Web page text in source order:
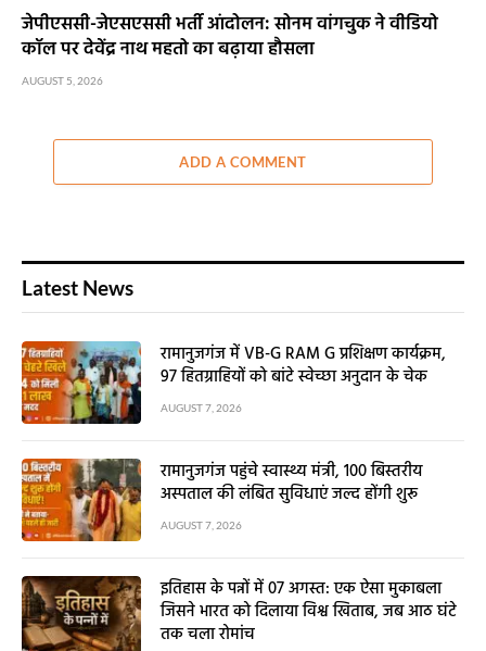
जेपीएससी-जेएसएससी भर्ती आंदोलन: सोनम वांगचुक ने वीडियो
कॉल पर देवेंद्र नाथ महतो का बढ़ाया हौसला
AUGUST 5, 2026
ADD A COMMENT
Latest News
रामानुजगंज में VB-G RAM G प्रशिक्षण कार्यक्रम,
97 हितग्राहियों को बांटे स्वेच्छा अनुदान के चेक
AUGUST 7, 2026
रामानुजगंज पहुंचे स्वास्थ्य मंत्री, 100 बिस्तरीय
अस्पताल की लंबित सुविधाएं जल्द होंगी शुरू
AUGUST 7, 2026
इतिहास के पन्नों में 07 अगस्त: एक ऐसा मुकाबला
जिसने भारत को दिलाया विश्व खिताब, जब आठ घंटे
तक चला रोमांच